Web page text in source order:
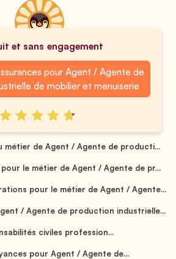
et sans engagement
pour Agent / Agente de
de mobilier et menuiserie
métier de Agent / Agente de producti...
le métier de Agent / Agente de pr...
pour le métier de Agent / Agente...
/ Agente de production industrielle...
civiles profession...
pour Agent / Agente de...